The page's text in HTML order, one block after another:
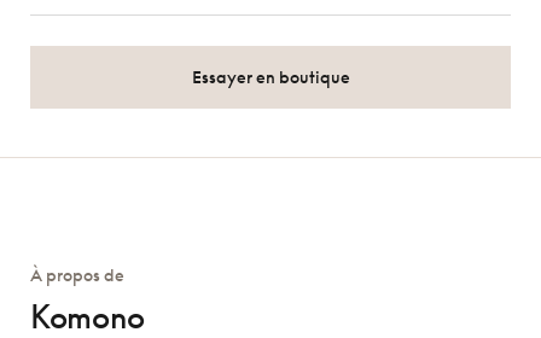
Essayer en boutique
À propos de
Komono